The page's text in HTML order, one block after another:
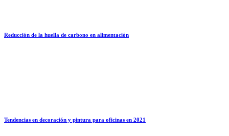
Reducción de la huella de carbono en alimentación
Tendencias en decoración y pintura para oficinas en 2021